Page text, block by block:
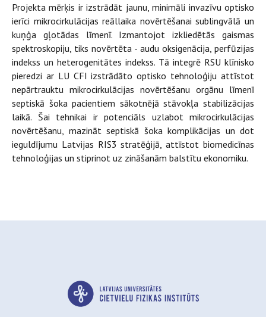
Projekta mērķis ir izstrādāt jaunu, minimāli invazīvu optisko
ierīci mikrocirkulācijas reāllaika novērtēšanai sublingvālā un
kuņģa gļotādas līmenī. Izmantojot izkliedētās gaismas
spektroskopiju, tiks novērtēta - audu oksigenācija, perfūzijas
indekss un heterogenitātes indekss. Tā integrē RSU klīnisko
pieredzi ar LU CFI izstrādāto optisko tehnoloģiju attīstot
nepārtrauktu mikrocirkulācijas novērtēšanu orgānu līmenī
septiskā šoka pacientiem sākotnējā stāvokļa stabilizācijas
laikā. Šai tehnikai ir potenciāls uzlabot mikrocirkulācijas
novērtēšanu, mazināt septiskā šoka komplikācijas un dot
ieguldījumu Latvijas RIS3 stratēģijā, attīstot biomedicīnas
tehnoloģijas un stiprinot uz zināšanām balstītu ekonomiku.